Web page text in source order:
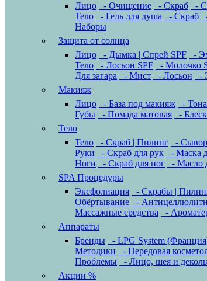
Лицо
- Очищение - Скраб -
Тело
- Гель для душа - Скраб
Наборы
Защита от солнца
Лицо
- Дымка | Спрей SPF -
Тело
- Лосьон SPF - Молочко
Для загара
- Мист - Лосьон -
Макияж
Лицо
- База под макияж -
Губы
- Помада матовая
-
Тело
Тело
- Скраб | Пилинг -
Руки
- Скраб для рук - Маска
Ноги
- Скраб для ног - Масло
SPA Процедуры
Эксфолиация
- Скрабы |
Обёртывание
-
Массажные средства
-
Аппараты
Бренды
- LPG System
Методики
- Передовая
Проблемы
- Лицо, шея и
Акции %